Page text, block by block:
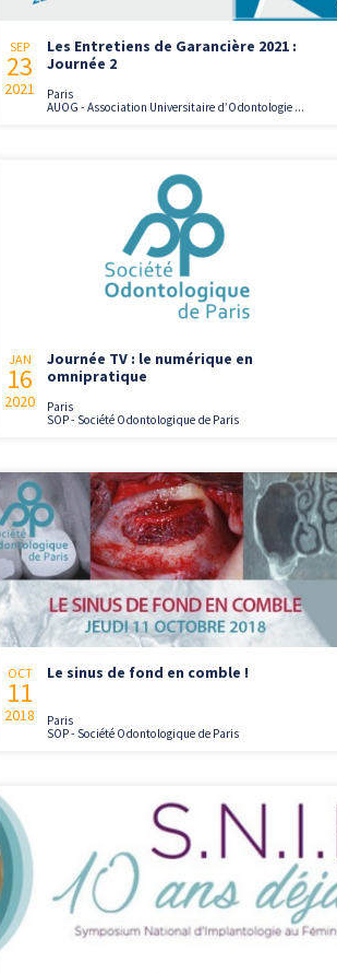
SEP
23
2021
Les Entretiens de Garancière 2021 :
Journée 2
Paris
AUOG - Association Universitaire d’Odontologie ...
JAN
16
2020
Journée TV : le numérique en
omnipratique
Paris
SOP - Société Odontologique de Paris
OCT
11
2018
Le sinus de fond en comble !
Paris
SOP - Société Odontologique de Paris